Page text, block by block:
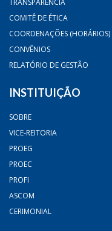
COMITÊ DE ÉTICA
COORDENAÇÕES (HORÁRIOS)
CONVÊNIOS
RELATÓRIO DE GESTÃO
INSTITUIÇÃO
SOBRE
VICE-REITORIA
PROEG
PROEC
PROFI
ASCOM
CERIMONIAL